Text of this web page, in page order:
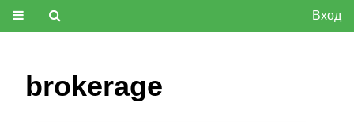
Вход
brokerage